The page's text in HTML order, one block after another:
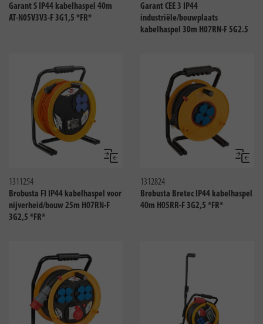
Garant S IP44 kabelhaspel 40m
AT-N05V3V3-F 3G1,5 *FR*
Garant CEE 3 IP44
industriële/bouwplaats
kabelhaspel 30m H07RN-F 5G2.5
Vergelijken
1311254
Brobusta FI IP44 kabelhaspel voor
nijverheid/bouw 25m H07RN-F
3G2,5 *FR*
1312824
Brobusta Bretec IP44 kabelhaspel
40m H05RR-F 3G2,5 *FR*